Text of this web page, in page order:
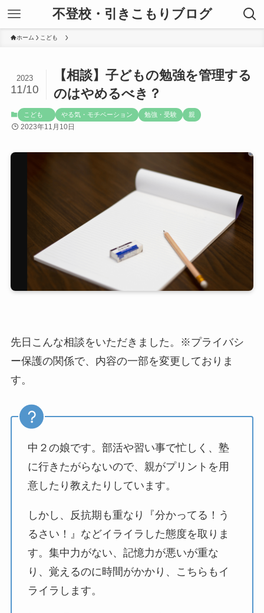
不登校・引きこもりブログ
ホーム こども
【相談】子どもの勉強を管理する
のはやめるべき？
2023
11/10
こども やる気・モチベーション 勉強・受験 親
2023年11月10日
先日こんな相談をいただきました。※プライバシ
ー保護の関係で、内容の一部を変更しておりま
す。
中２の娘です。部活や習い事で忙しく、塾
に行きたがらないので、親がプリントを用
意したり教えたりしています。
しかし、反抗期も重なり『分かってる！う
るさい！』などイライラした態度を取りま
す。集中力がない、記憶力が悪いが重な
り、覚えるのに時間がかかり、こちらもイ
ライラします。